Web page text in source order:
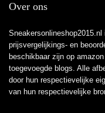
Over ons
prijsvergelijkings- en
beschikbaar zijn op
toegevoegde blogs. Alle
door hun respectievelijke
van hun respectievelijke